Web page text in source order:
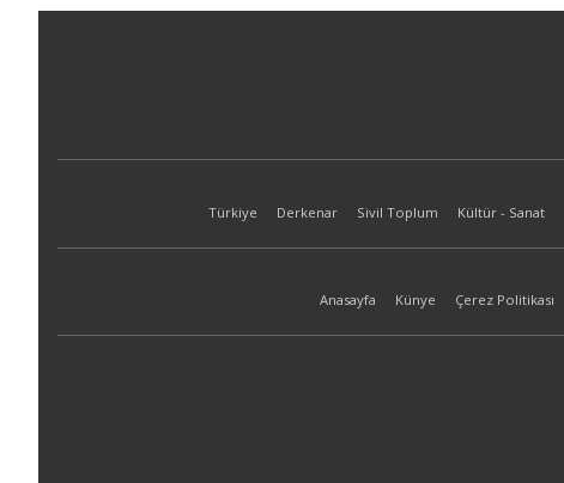
Türkiye Derkenar Sivil Toplum Kültür - Sanat
Anasayfa Künye Çerez Politikası